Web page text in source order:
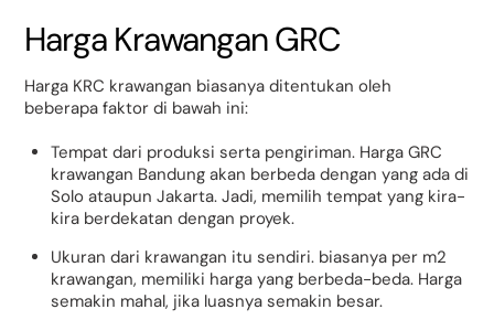
Harga Krawangan GRC
Harga KRC krawangan biasanya ditentukan oleh
beberapa faktor di bawah ini:
Tempat dari produksi serta pengiriman. Harga GRC
krawangan Bandung akan berbeda dengan yang ada di
Solo ataupun Jakarta. Jadi, memilih tempat yang kira-
kira berdekatan dengan proyek.
Ukuran dari krawangan itu sendiri. biasanya per m2
krawangan, memiliki harga yang berbeda-beda. Harga
semakin mahal, jika luasnya semakin besar.